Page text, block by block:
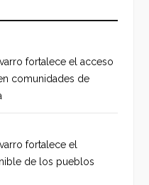
fortalece el acceso
comunidades de
fortalece el
de los pueblos